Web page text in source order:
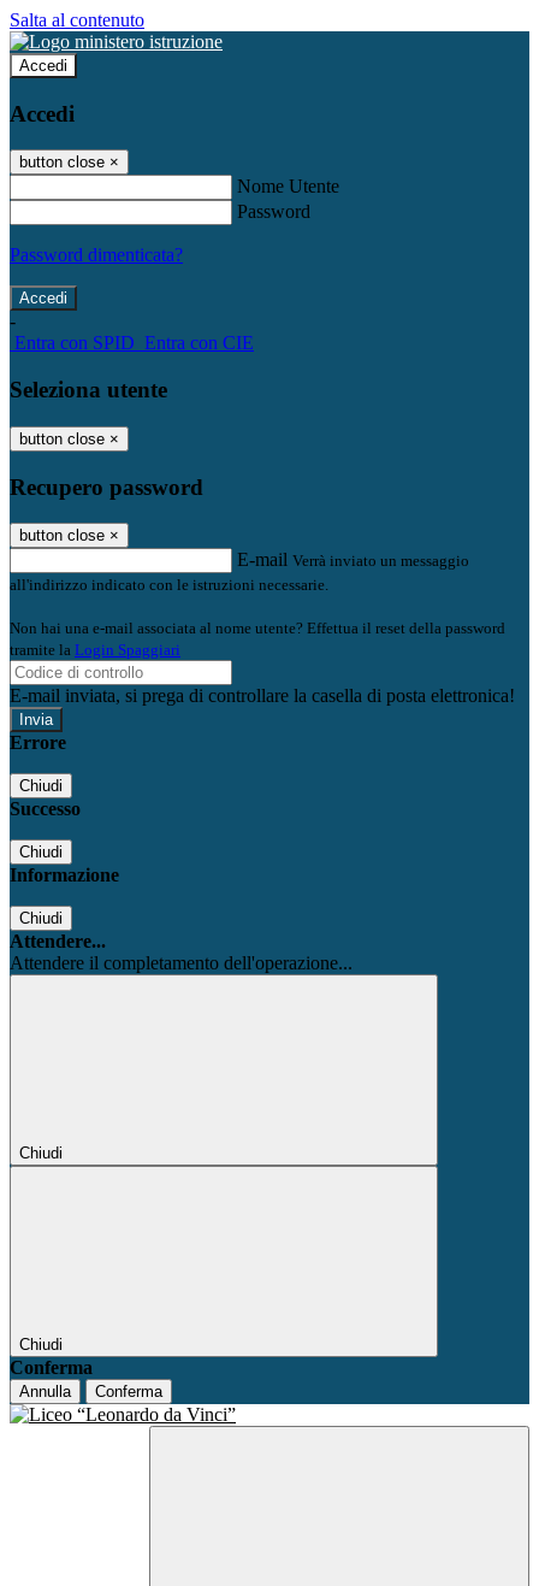
Salta al contenuto
Accedi
Accedi
button close ×
Nome Utente
Password
Password dimenticata?
-
Entra con SPID Entra con CIE
Seleziona utente
button close ×
Recupero password
button close ×
E-mail Verrà inviato un messaggio
all'indirizzo indicato con le istruzioni necessarie.
Non hai una e-mail associata al nome utente? Effettua il reset della password
tramite la Login Spaggiari
E-mail inviata, si prega di controllare la casella di posta elettronica!
Errore
Chiudi
Successo
Chiudi
Informazione
Chiudi
Attendere...
Attendere il completamento dell'operazione...
Chiudi
Chiudi
Conferma
Annulla Conferma